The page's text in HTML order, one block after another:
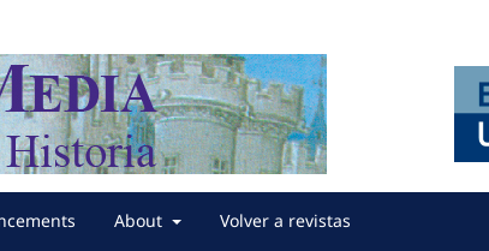
About Volver a revistas